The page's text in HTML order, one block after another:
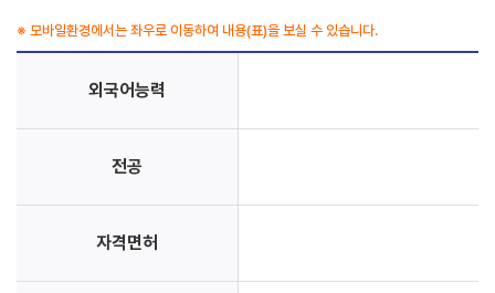
※ 모바일환경에서는 좌우로 이동하여 내용(표)을 보실 수 있습니다.
외국어능력
전공
자격면허